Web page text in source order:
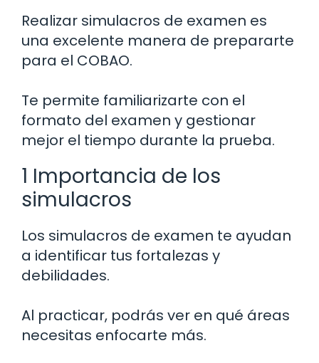
Realizar simulacros de examen es
una excelente manera de prepararte
para el COBAO.
Te permite familiarizarte con el
formato del examen y gestionar
mejor el tiempo durante la prueba.
1 Importancia de los
simulacros
Los simulacros de examen te ayudan
a identificar tus fortalezas y
debilidades.
Al practicar, podrás ver en qué áreas
necesitas enfocarte más.